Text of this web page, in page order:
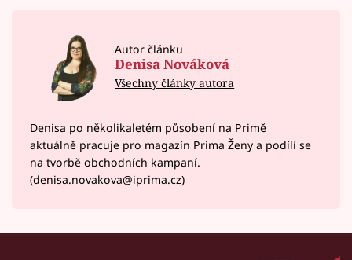
Autor článku
Denisa Nováková
Všechny články autora
Denisa po několikaletém působení na Primě
aktuálně pracuje pro magazín Prima Ženy a podílí se
na tvorbě obchodních kampaní.
(denisa.novakova@iprima.cz)